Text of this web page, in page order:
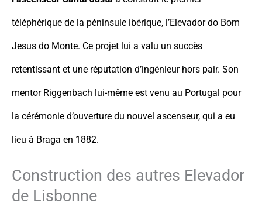
téléphérique de la péninsule ibérique, l’Elevador do Bom
Jesus do Monte. Ce projet lui a valu un succès
retentissant et une réputation d’ingénieur hors pair. Son
mentor Riggenbach lui-même est venu au Portugal pour
la cérémonie d’ouverture du nouvel ascenseur, qui a eu
lieu à Braga en 1882.
Construction des autres Elevador
de Lisbonne